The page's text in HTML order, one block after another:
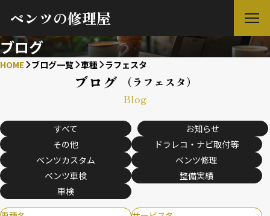
ベンツの修理屋
ブログ
HOME ブログ一覧 車種 ラフェスタ
ブログ （ラフェスタ）
Blog
すべて
お知らせ
その他
ドラレコ・ナビ取付等
ベンツカスタム
ベンツ修理
ベンツ車検
整備実績
車検